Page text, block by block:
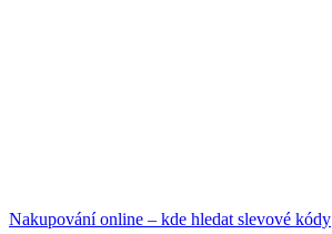
Nakupování online – kde hledat slevové kódy